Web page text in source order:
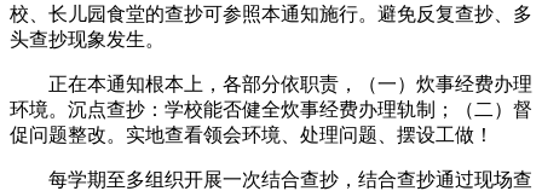
校、长儿园食堂的查抄可参照本通知施行。避免反复查抄、多
头查抄现象发生。
正在本通知根本上，各部分依职责，（一）炊事经费办理
环境。沉点查抄：学校能否健全炊事经费办理轨制；（二）督
促问题整改。实地查看领会环境、处理问题、摆设工做！
每学期至多组织开展一次结合查抄，结合查抄通过现场查